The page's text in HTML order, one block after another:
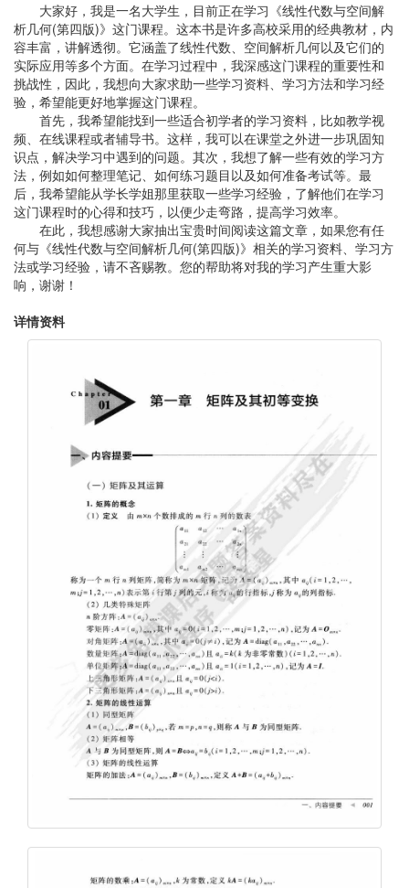
大家好，我是一名大学生，目前正在学习《线性代数与空间解
析几何(第四版)》这门课程。这本书是许多高校采用的经典教材，内
容丰富，讲解透彻。它涵盖了线性代数、空间解析几何以及它们的
实际应用等多个方面。在学习过程中，我深感这门课程的重要性和
挑战性，因此，我想向大家求助一些学习资料、学习方法和学习经
验，希望能更好地掌握这门课程。
首先，我希望能找到一些适合初学者的学习资料，比如教学视
频、在线课程或者辅导书。这样，我可以在课堂之外进一步巩固知
识点，解决学习中遇到的问题。其次，我想了解一些有效的学习方
法，例如如何整理笔记、如何练习题目以及如何准备考试等。最
后，我希望能从学长学姐那里获取一些学习经验，了解他们在学习
这门课程时的心得和技巧，以便少走弯路，提高学习效率。
在此，我想感谢大家抽出宝贵时间阅读这篇文章，如果您有任
何与《线性代数与空间解析几何(第四版)》相关的学习资料、学习方
法或学习经验，请不吝赐教。您的帮助将对我的学习产生重大影
响，谢谢！
详情资料